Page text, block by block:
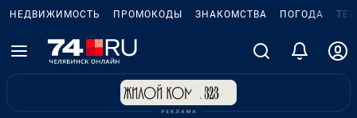
НЕДВИЖИМОСТЬ ПРОМОКОДЫ ЗНАКОМСТВА ПОГОДА